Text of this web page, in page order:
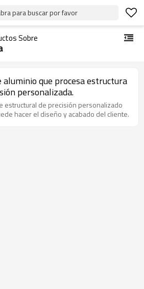
para buscar por favor
Sobre
aluminio que procesa estructura
personalizada.
estructural de precisión personalizado
hacer el diseño y acabado del cliente.